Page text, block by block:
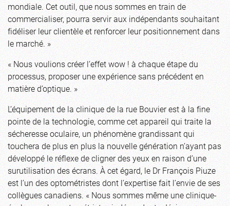
mondiale. Cet outil, que nous sommes en train de
commercialiser, pourra servir aux indépendants souhaitant
fidéliser leur clientèle et renforcer leur positionnement dans
le marché. »
« Nous voulions créer l’effet wow ! à chaque étape du
processus, proposer une expérience sans précédent en
matière d’optique. »
L’équipement de la clinique de la rue Bouvier est à la fine
pointe de la technologie, comme cet appareil qui traite la
sécheresse oculaire, un phénomène grandissant qui
touchera de plus en plus la nouvelle génération n’ayant pas
développé le réflexe de cligner des yeux en raison d’une
surutilisation des écrans. À cet égard, le Dr François Piuze
est l’un des optométristes dont l’expertise fait l’envie de ses
collègues canadiens. « Nous sommes même une clinique-